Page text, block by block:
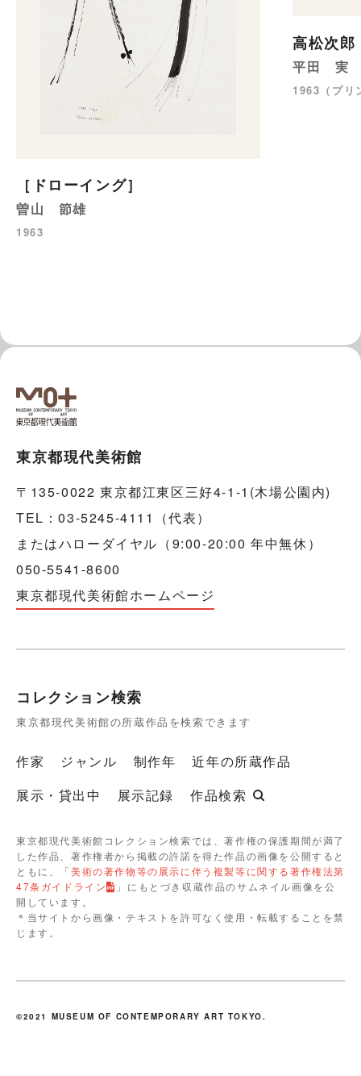
［ドローイング］
曽山 節雄
1963
高松次郎
平田 実
1963（プリ
東京都現代美術館
〒135-0022 東京都江東区三好4-1-1(木場公園内)
TEL：03-5245-4111（代表）
またはハローダイヤル（9:00-20:00 年中無休）
050-5541-8600
東京都現代美術館ホームページ
コレクション検索
東京都現代美術館の所蔵作品を検索できます
作家 ジャンル 制作年
近年の所蔵作品
展示・貸出中
展示記録 作品検索
東京都現代美術館コレクション検索では、著作権の保護期間が満了
した作品、著作権者から掲載の許諾を得た作品の画像を公開すると
ともに、「美術の著作物等の展示に伴う複製等に関する著作権法第
47条ガイドライン
」にもとづき収蔵作品のサムネイル画像を公
開しています。
＊当サイトから画像・テキストを許可なく使用・転載することを禁
じます。
©2021 MUSEUM OF CONTEMPORARY ART TOKYO.